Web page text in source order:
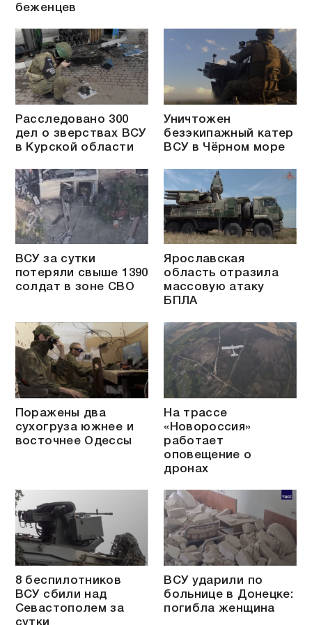
беженцев
Расследовано 300
дел о зверствах ВСУ
в Курской области
Уничтожен
безэкипажный катер
ВСУ в Чёрном море
ВСУ за сутки
потеряли свыше 1390
солдат в зоне СВО
Ярославская
область отразила
массовую атаку
БПЛА
Поражены два
сухогруза южнее и
восточнее Одессы
На трассе
«Новороссия»
работает
оповещение о
дронах
8 беспилотников
ВСУ сбили над
Севастополем за
сутки
ВСУ ударили по
больнице в Донецке:
погибла женщина